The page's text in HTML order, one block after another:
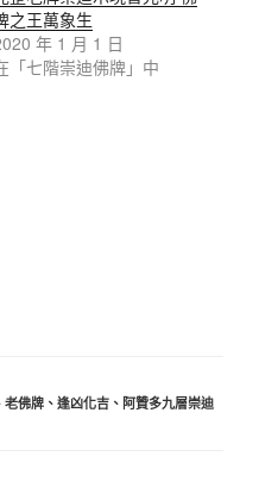
之王萬象生
年 1 月 1 日
「七階崇迪佛牌」中
老佛牌、 逢凶化吉、 阿贊多九層崇迪